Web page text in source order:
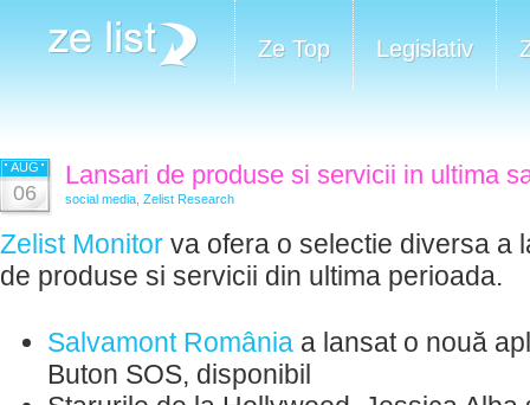
Ze Top Legislativ
AUG
06
Lansari de produse si servicii in ultima
social media Zelist Research
Zelist Monitor va ofera o selectie diversa a
de produse si servicii din ultima perioada.
Salvamont România a lansat o nouă
Buton SOS, disponibil